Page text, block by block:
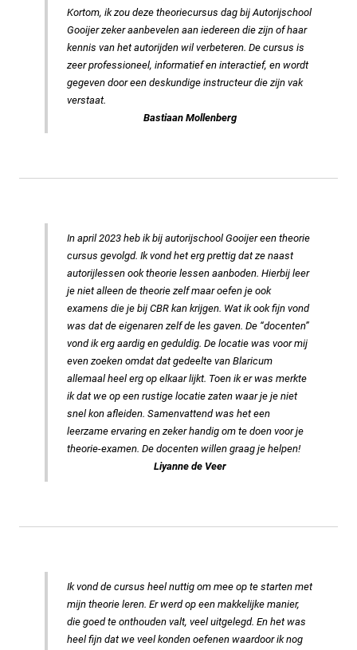
Kortom, ik zou deze theoriecursus dag bij Autorijschool
Gooijer zeker aanbevelen aan iedereen die zijn of haar
kennis van het autorijden wil verbeteren. De cursus is
zeer professioneel, informatief en interactief, en wordt
gegeven door een deskundige instructeur die zijn vak
verstaat.
Bastiaan Mollenberg
In april 2023 heb ik bij autorijschool Gooijer een theorie
cursus gevolgd. Ik vond het erg prettig dat ze naast
autorijlessen ook theorie lessen aanboden. Hierbij leer
je niet alleen de theorie zelf maar oefen je ook
examens die je bij CBR kan krijgen. Wat ik ook fijn vond
was dat de eigenaren zelf de les gaven. De “docenten”
vond ik erg aardig en geduldig. De locatie was voor mij
even zoeken omdat dat gedeelte van Blaricum
allemaal heel erg op elkaar lijkt. Toen ik er was merkte
ik dat we op een rustige locatie zaten waar je je niet
snel kon afleiden. Samenvattend was het een
leerzame ervaring en zeker handig om te doen voor je
theorie-examen. De docenten willen graag je helpen!
Liyanne de Veer
Ik vond de cursus heel nuttig om mee op te starten met
mijn theorie leren. Er werd op een makkelijke manier,
die goed te onthouden valt, veel uitgelegd. En het was
heel fijn dat we veel konden oefenen waardoor ik nog